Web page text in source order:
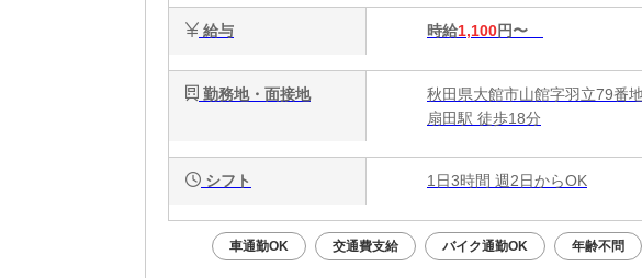
給与 時給1,100円〜
勤務地・面接地
秋田県大館市山館字羽立79番
扇田駅 徒歩18分
シフト 1日3時間 週2日からOK
車通勤OK 交通費支給 バイク通勤OK 年齢不問